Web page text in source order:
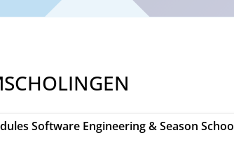
Software Engineering & Season